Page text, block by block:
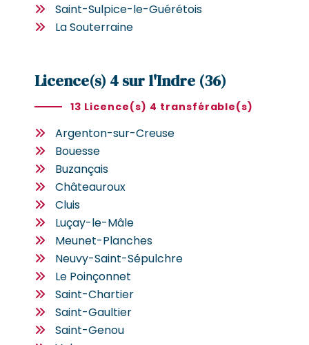
Saint-Sulpice-le-Guérétois
La Souterraine
Licence(s) 4 sur l'Indre (36)
13 Licence(s) 4 transférable(s)
Argenton-sur-Creuse
Bouesse
Buzançais
Châteauroux
Cluis
Luçay-le-Mâle
Meunet-Planches
Neuvy-Saint-Sépulchre
Le Poinçonnet
Saint-Chartier
Saint-Gaultier
Saint-Genou